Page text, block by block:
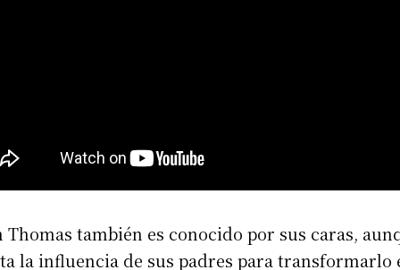
Thomas también es conocido por sus caras,
la influencia de sus padres para transformarlo